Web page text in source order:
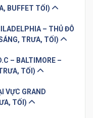
BUFFET TỐI)
– THỦ ĐÔ
TRƯA, TỐI)
– BALTIMORE –
TỐI)
VỰC GRAND
TỐI)